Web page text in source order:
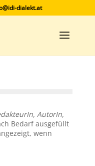
dialekt.at
AutorIn,
Bedarf ausgefüllt
wenn